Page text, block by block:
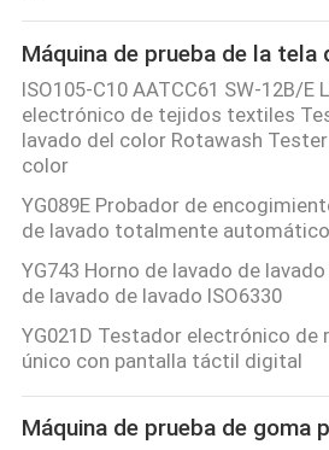
Máquina de prueba de la
ISO105-C10 AATCC61 SW-12B/E
electrónico de tejidos textiles
lavado del color Rotawash
color
YG089E Probador de
de lavado totalmente
YG743 Horno de lavado de
de lavado de lavado ISO6330
YG021D Testador electrónico de
único con pantalla táctil digital
Máquina de prueba de goma